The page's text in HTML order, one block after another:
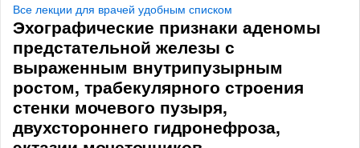
Все лекции для врачей удобным списком
Эхографические признаки аденомы
предстательной железы с
выраженным внутрипузырным
ростом, трабекулярного строения
стенки мочевого пузыря,
двухстороннего гидронефроза,